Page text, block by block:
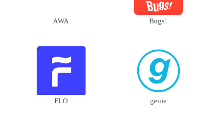
AWA Bugs!
FLO genie